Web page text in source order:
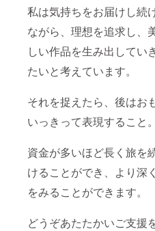
私は気持ちをお届けし続
ながら、理想を追求し、
しい作品を生み出してい
たいと考えています。
それを捉えたら、後はお
いっきって表現すること。
資金が多いほど長く旅を
けることができ、より深く
をみることができます。
どうぞあたたかいご支援